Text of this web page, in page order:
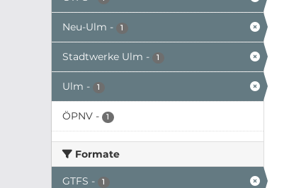
Neu-Ulm - 1
Stadtwerke Ulm - 1
Ulm - 1
ÖPNV - 1
Formate
GTFS - 1